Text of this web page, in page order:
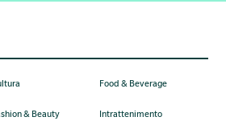
Food & Beverage
& Beauty Intrattenimento